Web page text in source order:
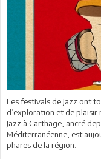
Les festivals de Jazz ont
d’exploration et de plaisir
Jazz à Carthage, ancré
Méditerranéenne, est
phares de la région.